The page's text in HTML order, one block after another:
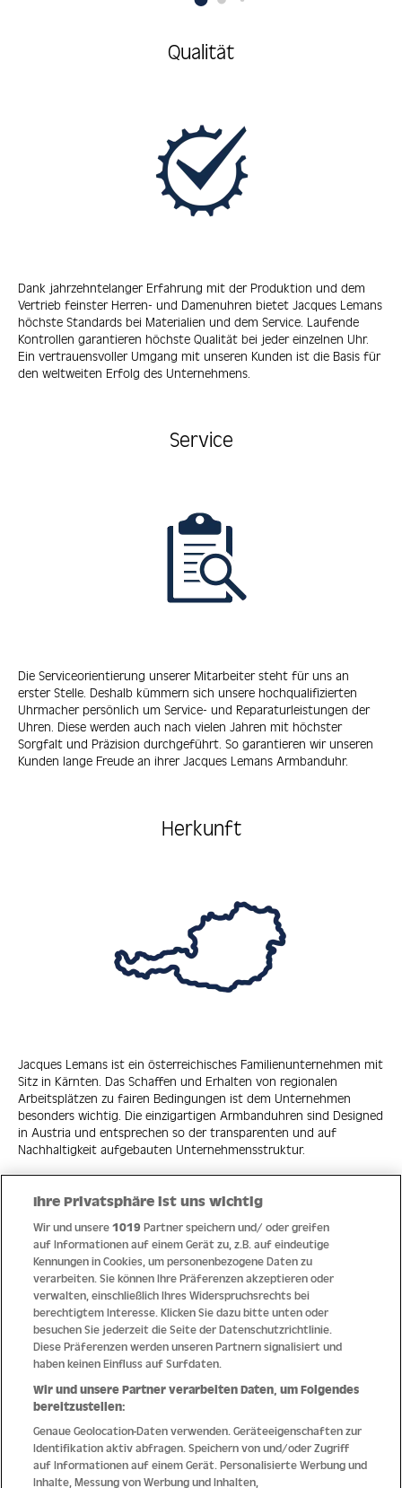
Qualität
Dank jahrzehntelanger Erfahrung mit der Produktion und dem
Vertrieb feinster Herren- und Damenuhren bietet Jacques Lemans
höchste Standards bei Materialien und dem Service. Laufende
Kontrollen garantieren höchste Qualität bei jeder einzelnen Uhr.
Ein vertrauensvoller Umgang mit unseren Kunden ist die Basis für
den weltweiten Erfolg des Unternehmens.
Service
Die Serviceorientierung unserer Mitarbeiter steht für uns an
erster Stelle. Deshalb kümmern sich unsere hochqualifizierten
Uhrmacher persönlich um Service- und Reparaturleistungen der
Uhren. Diese werden auch nach vielen Jahren mit höchster
Sorgfalt und Präzision durchgeführt. So garantieren wir unseren
Kunden lange Freude an ihrer Jacques Lemans Armbanduhr.
Herkunft
Jacques Lemans ist ein österreichisches Familienunternehmen mit
Sitz in Kärnten. Das Schaffen und Erhalten von regionalen
Arbeitsplätzen zu fairen Bedingungen ist dem Unternehmen
besonders wichtig. Die einzigartigen Armbanduhren sind Designed
in Austria und entsprechen so der transparenten und auf
Nachhaltigkeit aufgebauten Unternehmensstruktur.
Quick Links
Hilfe
Unternehmen
Socials
Zahlungsmethoden
Erfahren Sie Neuheiten als Erstes
Aus Österreich in die Welt
Ihre Privatsphäre ist uns wichtig
Wir und unsere1019 Partner speichern und/ oder greifen
auf Informationen auf einem Gerät zu, z.B. auf eindeutige
Kennungen in Cookies, um personenbezogene Daten zu
verarbeiten. Sie können Ihre Präferenzen akzeptieren oder
verwalten, einschließlich Ihres Widerspruchsrechts bei
berechtigtem Interesse. Klicken Sie dazu bitte unten oder
besuchen Sie jederzeit die Seite der Datenschutzrichtlinie.
Diese Präferenzen werden unseren Partnern signalisiert und
haben keinen Einfluss auf Surfdaten.
Wir und unsere Partner verarbeiten Daten, um Folgendes
bereitzustellen:
Genaue Geolocation-Daten verwenden. Geräteeigenschaften zur
Identifikation aktiv abfragen. Speichern von und/oder Zugriff
auf Informationen auf einem Gerät. Personalisierte Werbung und
Inhalte, Messung von Werbung und Inhalten,